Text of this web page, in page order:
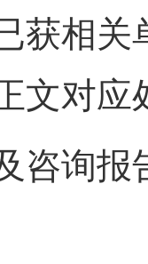
获相关
文对应
咨询